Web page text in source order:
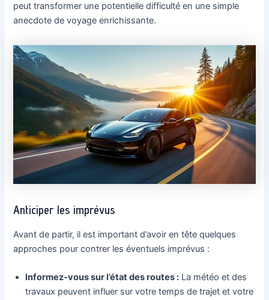
peut transformer une potentielle difficulté en une simple
anecdote de voyage enrichissante.
Anticiper les imprévus
Avant de partir, il est important d’avoir en tête quelques
approches pour contrer les éventuels imprévus :
Informez-vous sur l’état des routes : La météo et des
travaux peuvent influer sur votre temps de trajet et votre